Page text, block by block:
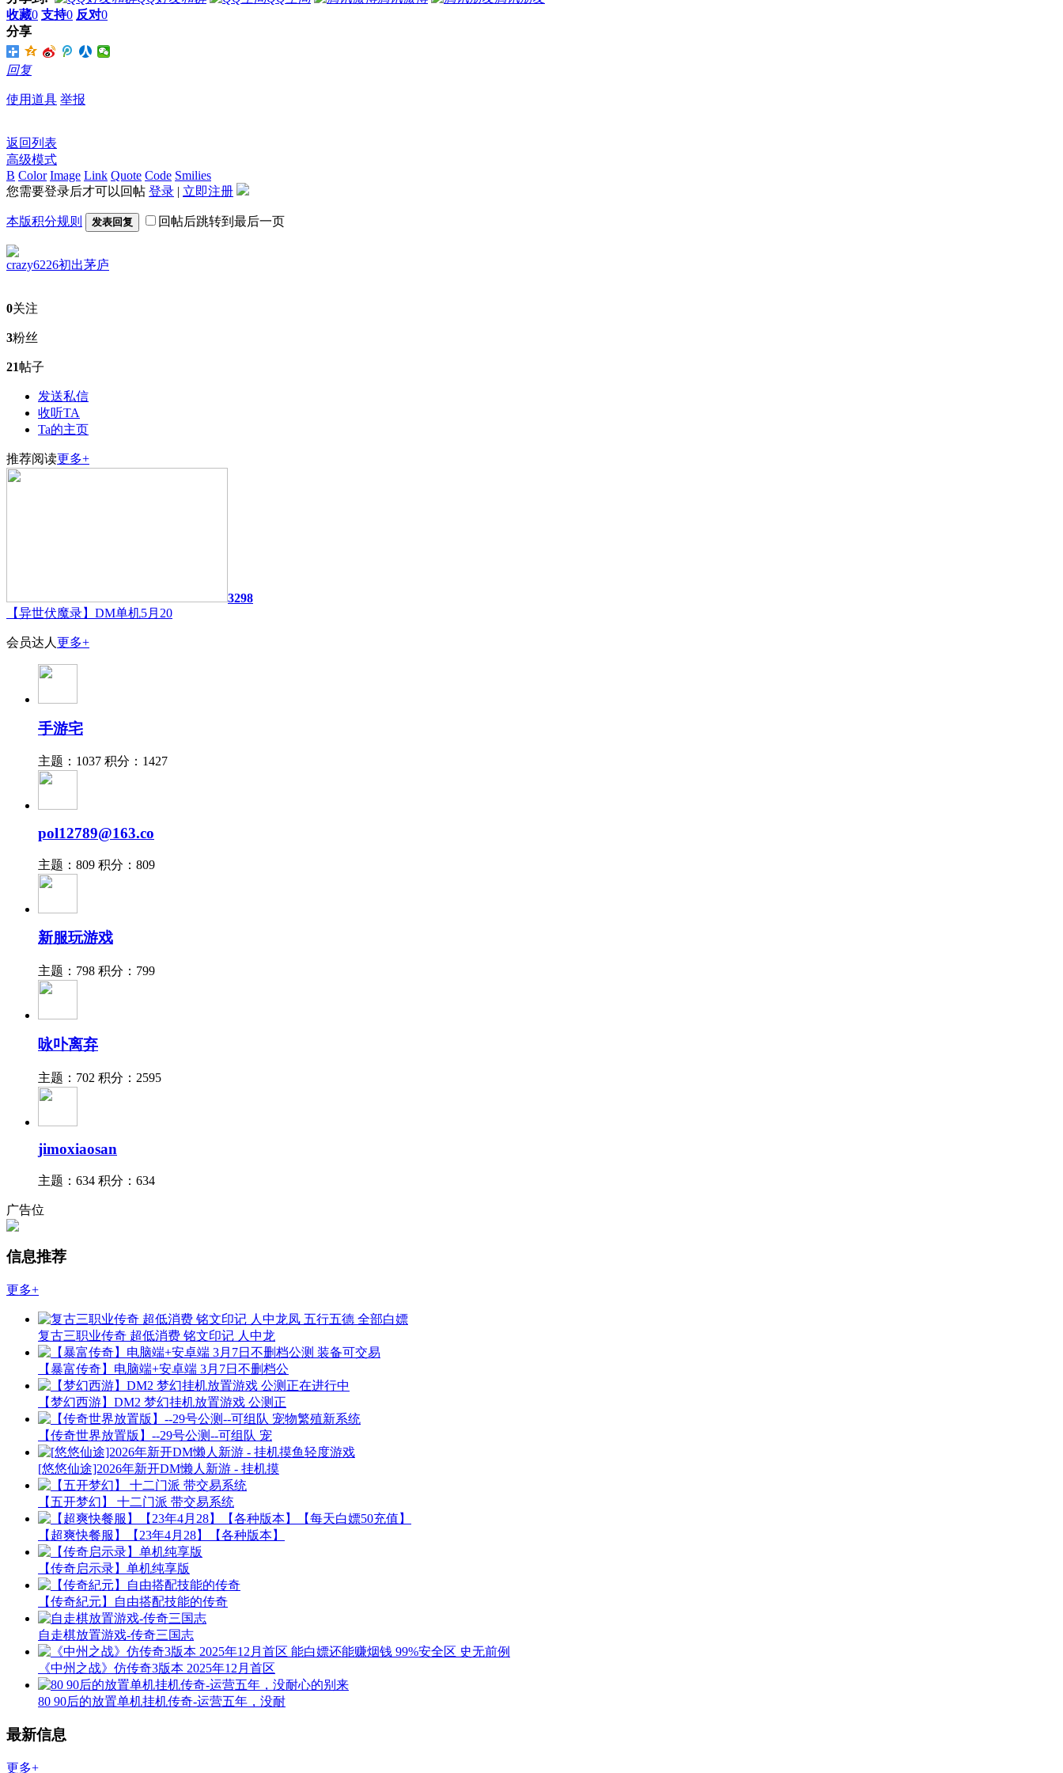
收藏0 支持0 反对0
分享
回复
使用道具 举报
返回列表
高级模式
B Color Image Link Quote Code Smilies
您需要登录后才可以回帖 登录 | 立即注册
本版积分规则 发表回复 回帖后跳转到最后一页
crazy6226初出茅庐
0关注
3粉丝
21帖子
发送私信
收听TA
Ta的主页
推荐阅读更多+
3298
【异世伏魔录】DM单机5月20
会员达人 更多+
手游宅
主题：1037 积分：1427
pol12789@163.co
主题：809 积分：809
新服玩游戏
主题：798 积分：799
咏卟离弃
主题：702 积分：2595
jimoxiaosan
主题：634 积分：634
广告位
信息推荐
更多+
复古三职业传奇 超低消费 铭文印记 人中龙
【暴富传奇】电脑端+安卓端 3月7日不删档公
【梦幻西游】DM2 梦幻挂机放置游戏 公测正
【传奇世界放置版】--29号公测--可组队 宠
[悠悠仙途]2026年新开DM懒人新游 - 挂机摸
【五开梦幻】 十二门派 带交易系统
【超爽快餐服】【23年4月28】【各种版本】
【传奇启示录】单机纯享版
【传奇紀元】自由搭配技能的传奇
自走棋放置游戏-传奇三国志
《中州之战》仿传奇3版本 2025年12月首区
80 90后的放置单机挂机传奇-运营五年，没耐
最新信息
更多+